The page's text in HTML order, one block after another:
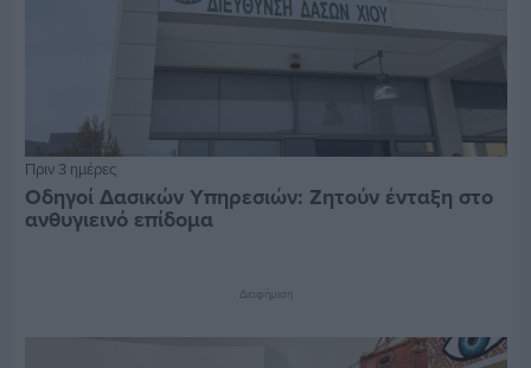
Πριν 3 ημέρες
Οδηγοί Δασικών Υπηρεσιών: Ζητούν ένταξη στο
ανθυγιεινό επίδομα
Διαφήμιση